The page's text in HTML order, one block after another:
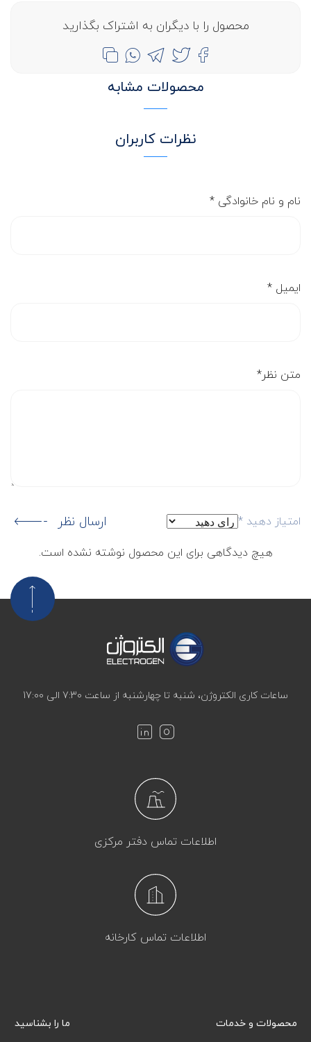
محصول را با دیگران به اشتراک بگذارید
محصولات مشابه
نظرات کاربران
نام و نام خانوادگی *
ایمیل *
متن نظر*
امتیاز دهید * ارسال نظر
هیچ دیدگاهی برای این محصول نوشته نشده است.
ساعات کاری الکتروژن، شنبه تا چهارشنبه از ساعت 7:30 الی 17:00
اطلاعات تماس دفتر مرکزی
اطلاعات تماس کارخانه
محصولات و خدمات ما را بشناسید